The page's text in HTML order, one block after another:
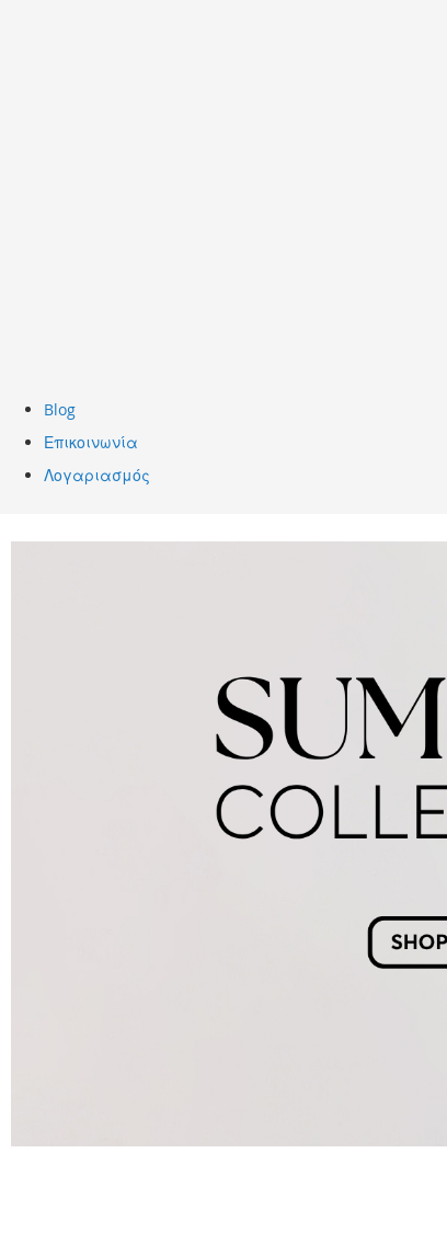
Blog
Επικοινωνία
Λογαριασμός